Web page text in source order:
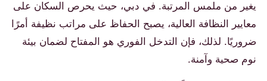
يغير من ملمس المرتبة. في دبي، حيث يحرص السكان على
معايير النظافة العالية، يصبح الحفاظ على مراتب نظيفة أمرًا
ضروريًا. لذلك، فإن التدخل الفوري هو المفتاح لضمان بيئة
نوم صحية وآمنة.